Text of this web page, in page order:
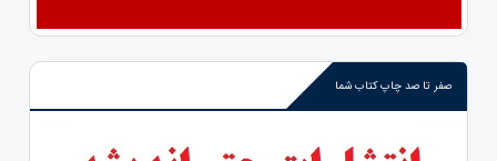
صفر تا صد چاپ کتاب شما